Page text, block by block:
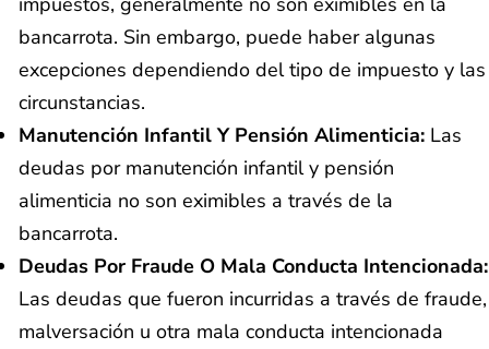
bancarrota. Sin embargo, puede haber algunas
excepciones dependiendo del tipo de impuesto y las
circunstancias.
Manutención Infantil Y Pensión Alimenticia: Las
deudas por manutención infantil y pensión
alimenticia no son eximibles a través de la
bancarrota.
Deudas Por Fraude O Mala Conducta Intencionada:
Las deudas que fueron incurridas a través de fraude,
malversación u otra mala conducta intencionada